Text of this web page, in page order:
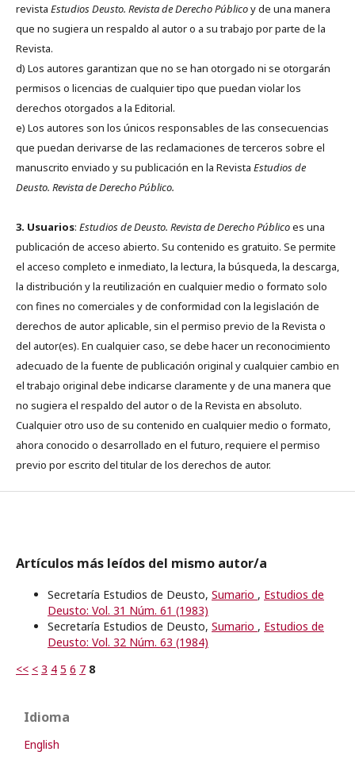
revista Estudios Deusto. Revista de Derecho Públicoy de una manera
que no sugiera un respaldo al autor o a su trabajo por parte de la
Revista.
d) Los autores garantizan que no se han otorgado ni se otorgarán
permisos o licencias de cualquier tipo que puedan violar los
derechos otorgados a la Editorial.
e) Los autores son los únicos responsables de las consecuencias
que puedan derivarse de las reclamaciones de terceros sobre el
manuscrito enviado y su publicación en la Revista Estudios de
Deusto. Revista de Derecho Público.
3. Usuarios: Estudios de Deusto. Revista de Derecho Públicoes una
publicación de acceso abierto. Su contenido es gratuito. Se permite
el acceso completo e inmediato, la lectura, la búsqueda, la descarga,
la distribución y la reutilización en cualquier medio o formato solo
con fines no comerciales y de conformidad con la legislación de
derechos de autor aplicable, sin el permiso previo de la Revista o
del autor(es). En cualquier caso, se debe hacer un reconocimiento
adecuado de la fuente de publicación original y cualquier cambio en
el trabajo original debe indicarse claramente y de una manera que
no sugiera el respaldo del autor o de la Revista en absoluto.
Cualquier otro uso de su contenido en cualquier medio o formato,
ahora conocido o desarrollado en el futuro, requiere el permiso
previo por escrito del titular de los derechos de autor.
Artículos más leídos del mismo autor/a
Secretaría Estudios de Deusto, Sumario , Estudios de
Deusto: Vol. 31 Núm. 61 (1983)
Secretaría Estudios de Deusto, Sumario , Estudios de
Deusto: Vol. 32 Núm. 63 (1984)
<< < 3 4 5 6 7 8
Idioma
English